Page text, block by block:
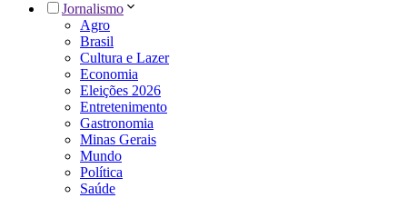
Jornalismo
Agro
Brasil
Cultura e Lazer
Economia
Eleições 2026
Entretenimento
Gastronomia
Minas Gerais
Mundo
Política
Saúde